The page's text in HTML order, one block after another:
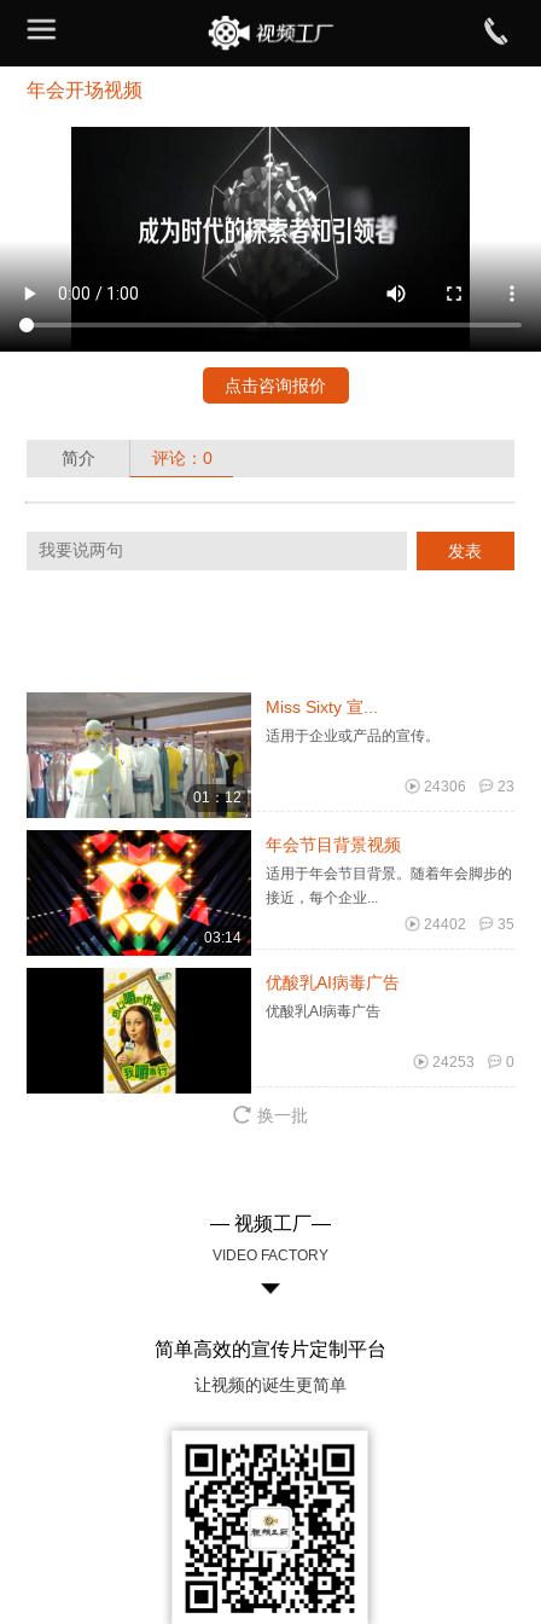
年会开场视频
点击咨询报价
简介 评论：0
01：12
Miss Sixty 宣...
适用于企业或产品的宣传。
23
24306
03:14
年会节目背景视频
适用于年会节目背景。随着年会脚步的
接近，每个企业...
35
24402
优酸乳AI病毒广告
优酸乳AI病毒广告
0
24253
换一批
— 视频工厂—
VIDEO FACTORY
简单高效的宣传片定制平台
让视频的诞生更简单